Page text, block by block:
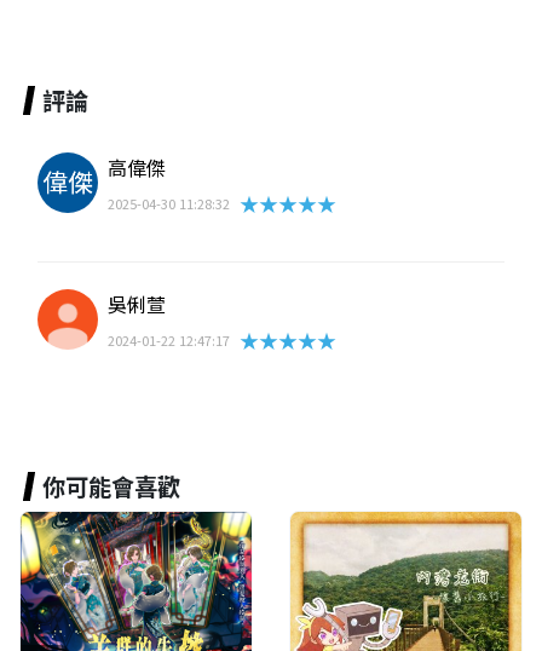
評論
高偉傑
2025-04-30 11:28:32 ★★★★★
吳俐萱
2024-01-22 12:47:17 ★★★★★
你可能會喜歡